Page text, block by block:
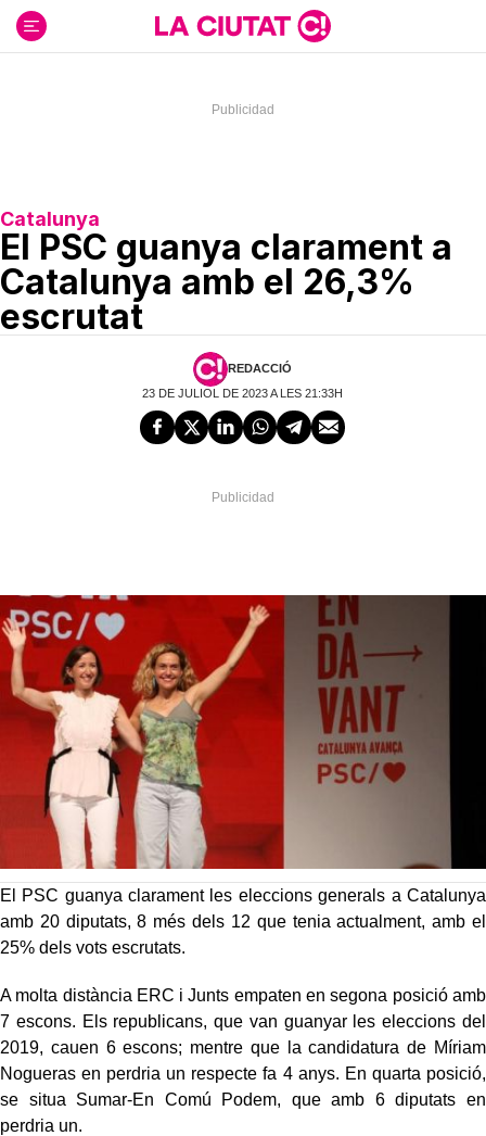
contenido
Catalunya
El PSC guanya clarament a
Catalunya amb el 26,3%
escrutat
REDACCIÓ
23 DE JULIOL DE 2023 A LES 21:33H
El PSC guanya clarament les eleccions generals a Catalunya
amb 20 diputats, 8 més dels 12 que tenia actualment, amb el
25% dels vots escrutats.
A molta distància ERC i Junts empaten en segona posició amb
7 escons. Els republicans, que van guanyar les eleccions del
2019, cauen 6 escons; mentre que la candidatura de Míriam
Nogueras en perdria un respecte fa 4 anys. En quarta posició,
se situa Sumar-En Comú Podem, que amb 6 diputats en
perdria un.